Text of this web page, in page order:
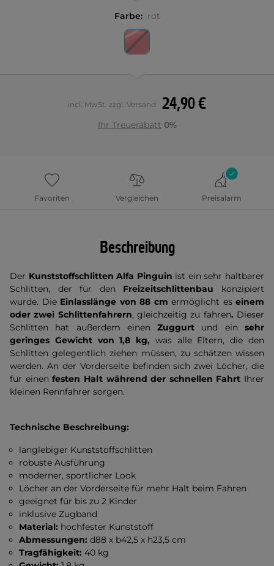
Farbe: rot
24,90 €
incl. MwSt. zzgl. Versand
Ihr Treuerabatt 0%
Favoriten Vergleichen Preisalarm
Beschreibung
Der Kunststoffschlitten Alfa Pinguin ist ein sehr haltbarer
Schlitten, der für den Freizeitschlittenbau konzipiert
wurde. Die Einlasslänge von 88 cm ermöglicht eseinem
oder zwei Schlittenfahrern, gleichzeitig zu fahren. Dieser
Schlitten hat außerdem einenZuggurt und einsehr
geringes Gewicht von 1,8 kg, was alle Eltern, die den
Schlitten gelegentlich ziehen müssen, zu schätzen wissen
werden. An der Vorderseite befinden sich zwei Löcher, die
für einen festen Halt während der schnellen Fahrt Ihrer
kleinen Rennfahrer sorgen.
Technische Beschreibung:
langlebiger Kunststoffschlitten
robuste Ausführung
moderner, sportlicher Look
Löcher an der Vorderseite für mehr Halt beim Fahren
geeignet für bis zu 2 Kinder
inklusive Zugband
Material: hochfester Kunststoff
Abmessungen: d88 x b42,5 x h23,5 cm
Tragfähigkeit:40 kg